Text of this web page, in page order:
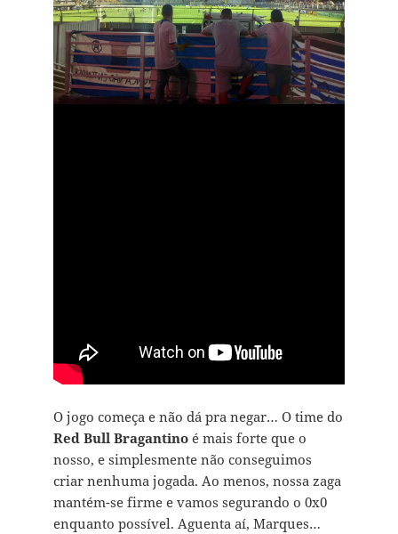
O jogo começa e não dá pra negar… O time do
Red Bull Bragantino é mais forte que o
nosso, e simplesmente não conseguimos
criar nenhuma jogada. Ao menos, nossa zaga
mantém-se firme e vamos segurando o 0x0
enquanto possível. Aguenta aí, Marques…